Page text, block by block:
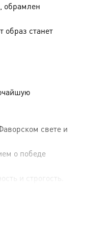
обрамлен
образ станет
свете и
о победе
и строгость.